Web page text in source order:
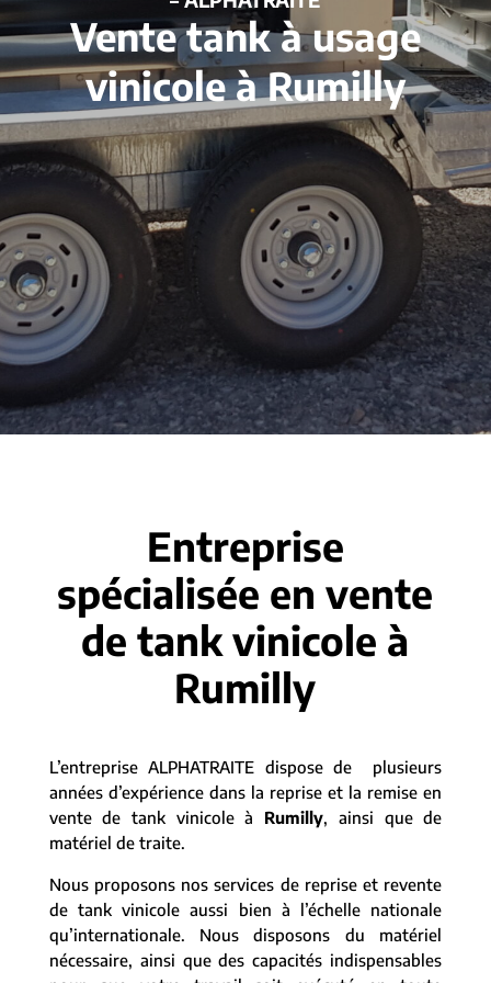
Vente tank à usage
vinicole à Rumilly
Entreprise
spécialisée en vente
de tank vinicole à
Rumilly
L’entreprise ALPHATRAITE dispose de plusieurs
années d’expérience dans la reprise et la remise en
vente de tank vinicole à Rumilly, ainsi que de
matériel de traite.
Nous proposons nos services de reprise et revente
de tank vinicole aussi bien à l’échelle nationale
qu’internationale. Nous disposons du matériel
nécessaire, ainsi que des capacités indispensables